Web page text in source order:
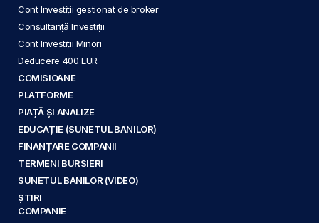
Cont Investiții gestionat de broker
Consultanță Investiții
Cont Investiții Minori
Deducere 400 EUR
COMISIOANE
PLATFORME
PIAȚĂ ȘI ANALIZE
EDUCAȚIE (SUNETUL BANILOR)
FINANȚARE COMPANII
TERMENI BURSIERI
SUNETUL BANILOR (VIDEO)
ȘTIRI
COMPANIE